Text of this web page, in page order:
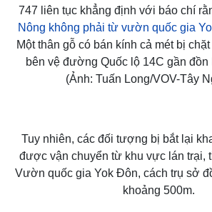
Kinh tế
Bất động sản
Thị
Giá
Giá cà
747 liên tục khẳng định với báo chí
Nông không phải từ vườn quốc gia
Một thân gỗ có bán kính cả mét bị
bên vệ đường Quốc lộ 14C gần đồn
(Ảnh: Tuấn Long/VOV-Tây
Tuy nhiên, các đối tượng bị bắt lại
được vận chuyển từ khu vực lán trại,
Vườn quốc gia Yok Đôn, cách trụ sở
khoảng 500m.